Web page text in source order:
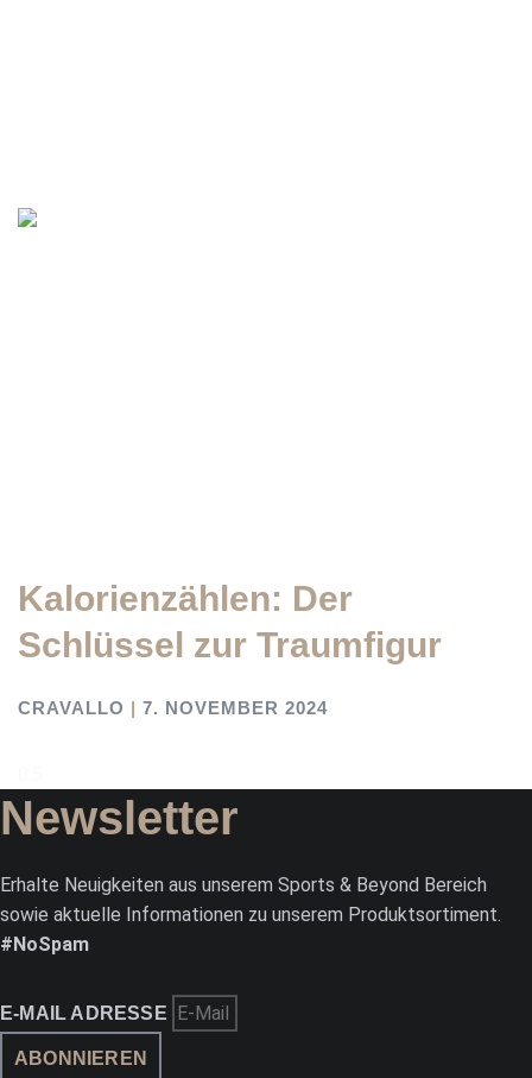
Kalorienzählen: Der
Schlüssel zur Traumfigur
CRAVALLO 7. NOVEMBER 2024
Newsletter
Erhalte Neuigkeiten aus unserem Sports & Beyond Bereich
sowie aktuelle Informationen zu unserem Produktsortiment.
#NoSpam
E-MAIL ADRESSE
ABONNIEREN